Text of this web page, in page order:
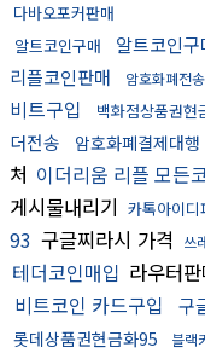
다바오포커판매
알트코인구매
알트코인구
리플코인판매
암호화폐전
비트구입
백화점상품권현
더전송
암호화폐결제대행
처 이더리움 리플 모든
게시물내리기 카톡아이디
93 구글찌라시 가격 쓰
테더코인매입 라우터판
비트코인 카드구입 구
롯데상품권현금화95 블랙